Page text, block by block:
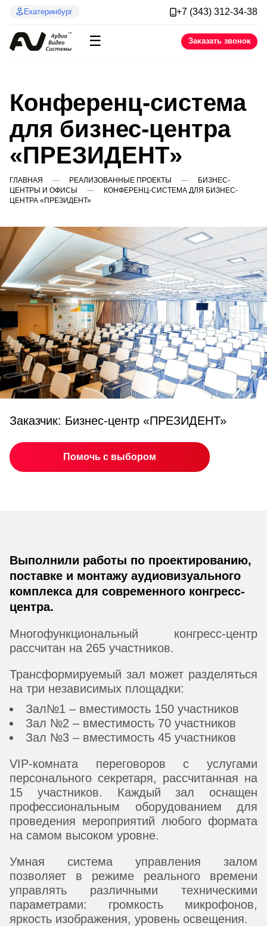
Екатеринбург +7 (343) 312-34-38
☰ Заказать звонок
Конференц-система
для бизнес-центра
«ПРЕЗИДЕНТ»
ГЛАВНАЯ РЕАЛИЗОВАННЫЕ ПРОЕКТЫ
БИЗНЕС-
ЦЕНТРЫ И ОФИСЫ
КОНФЕРЕНЦ-СИСТЕМА ДЛЯ БИЗНЕС-
ЦЕНТРА «ПРЕЗИДЕНТ»
Заказчик: Бизнес-центр «ПРЕЗИДЕНТ»
Помочь с выбором
Выполнили работы по проектированию,
поставке и монтажу аудиовизуального
комплекса для современного конгресс-
центра.
Многофункциональный конгресс-центр
рассчитан на 265 участников.
Трансформируемый зал может разделяться
на три независимых площадки:
Зал№1 – вместимость 150 участников
Зал №2 – вместимость 70 участников
Зал №3 – вместимость 45 участников
VIP-комната переговоров с услугами
персонального секретаря, рассчитанная на
15 участников. Каждый зал оснащен
профессиональным оборудованием для
проведения мероприятий любого формата
на самом высоком уровне.
Умная система управления залом
позволяет в режиме реального времени
управлять различными техническими
параметрами: громкость микрофонов,
яркость изображения, уровень освещения.